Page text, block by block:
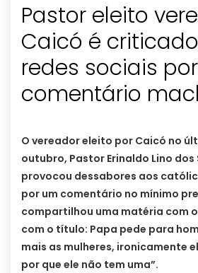
Pastor eleito
Caicó é
redes sociais por
comentário
O vereador eleito por Caicó no
outubro, Pastor Erinaldo Lino dos
provocou dessabores aos
por um comentário no mínimo
compartilhou uma matéria com
com o título: Papa pede para
mais as mulheres, ironicamente
por que ele não tem uma”.